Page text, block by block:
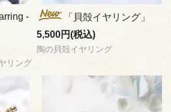
-
リング
「貝殻イヤリング」
5,500円(税込)
陶の貝殻イヤリング